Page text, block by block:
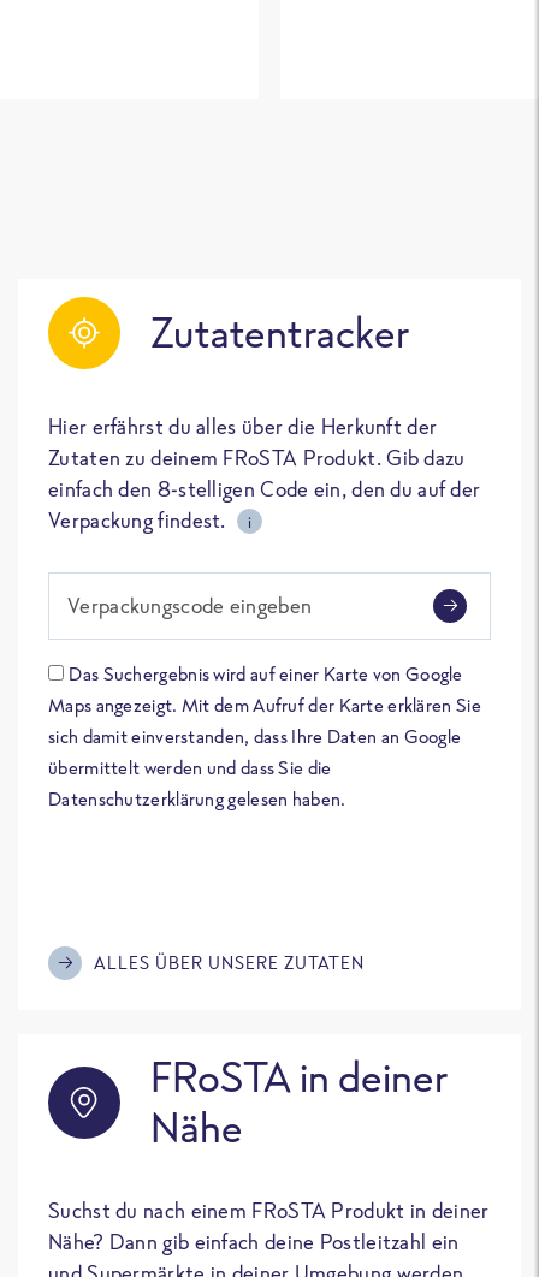
Zutatentracker
Hier erfährst du alles über die Herkunft der
Zutaten zu deinem FRoSTA Produkt. Gib dazu
einfach den 8-stelligen Code ein, den du auf der
Verpackung findest.
i
Verpackungscode eingeben
Das Suchergebnis wird auf einer Karte von Google
Maps angezeigt. Mit dem Aufruf der Karte erklären Sie
sich damit einverstanden, dass Ihre Daten an Google
übermittelt werden und dass Sie die
Datenschutzerklärung gelesen haben.
ALLES ÜBER UNSERE ZUTATEN
FRoSTA in deiner
Nähe
Suchst du nach einem FRoSTA Produkt in deiner
Nähe? Dann gib einfach deine Postleitzahl ein